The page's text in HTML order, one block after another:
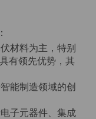
材料为主，特别
有领先优势，其
能制造领域的创
子元器件、集成